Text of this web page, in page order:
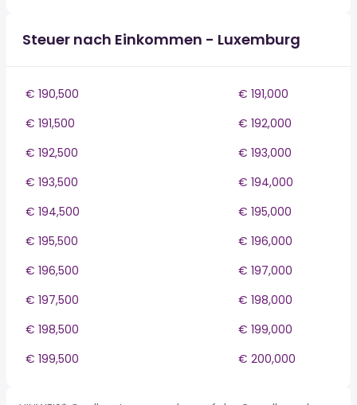
Steuer nach Einkommen - Luxemburg
€ 190,500
€ 191,000
€ 191,500
€ 192,000
€ 192,500
€ 193,000
€ 193,500
€ 194,000
€ 194,500
€ 195,000
€ 195,500
€ 196,000
€ 196,500
€ 197,000
€ 197,500
€ 198,000
€ 198,500
€ 199,000
€ 199,500
€ 200,000